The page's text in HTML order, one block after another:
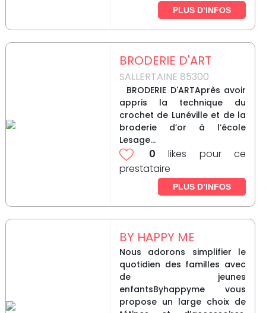
PLUS D’INFOS
BRODERIE D'ART
SALLERTAINE 85300
BRODERIE D'ARTAprès avoir
appris la technique du
crochet de Lunéville et de la
broderie d’or à l’école
Lesage...
0 likes pour ce
prestataire
PLUS D’INFOS
BY HAPPY ME
Nous adorons simplifier le
quotidien des familles avec
de jeunes
enfantsByhappyme vous
propose un large choix de